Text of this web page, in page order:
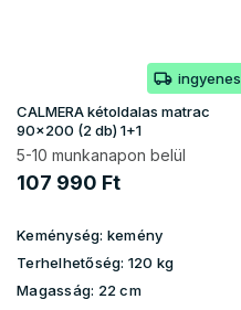
ingyenes
CALMERA kétoldalas matrac
90x200 (2 db) 1+1
5-10 munkanapon belül
107 990 Ft
Keménység: kemény
Terhelhetőség: 120 kg
Magasság: 22 cm